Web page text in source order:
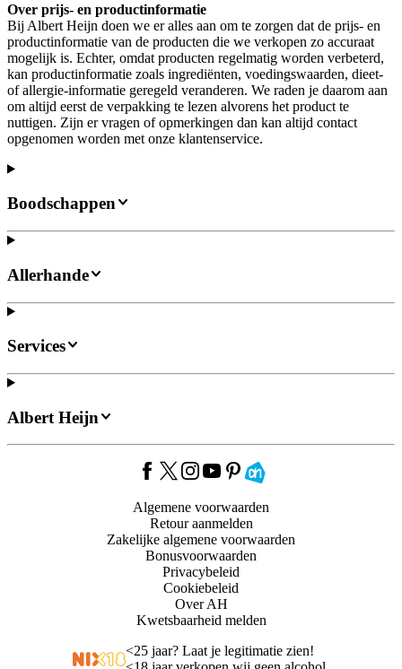
Over prijs- en productinformatie
Bij Albert Heijn doen we er alles aan om te zorgen dat de prijs- en
productinformatie van de producten die we verkopen zo accuraat
mogelijk is. Echter, omdat producten regelmatig worden verbeterd,
kan productinformatie zoals ingrediënten, voedingswaarden, dieet-
of allergie-informatie geregeld veranderen. We raden je daarom aan
om altijd eerst de verpakking te lezen alvorens het product te
nuttigen. Zijn er vragen of opmerkingen dan kan altijd contact
opgenomen worden met onze klantenservice.
Boodschappen
Allerhande
Services
Albert Heijn
Algemene voorwaarden
Retour aanmelden
Zakelijke algemene voorwaarden
Bonusvoorwaarden
Privacybeleid
Cookiebeleid
Over AH
Kwetsbaarheid melden
<25 jaar? Laat je legitimatie zien!